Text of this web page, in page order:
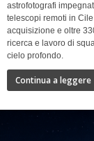
astrofotografi
telescopi remoti in
acquisizione e oltre
ricerca e lavoro di
cielo profondo.
Continua a leggere